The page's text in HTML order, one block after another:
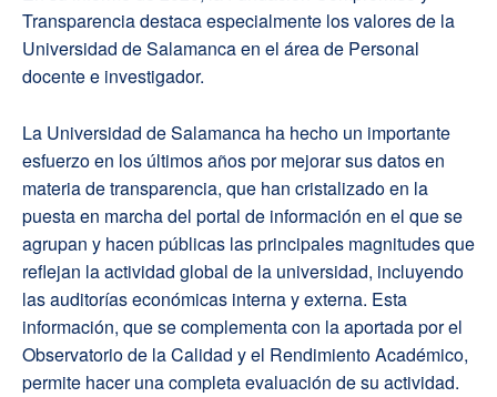
Transparencia destaca especialmente los valores de la
Universidad de Salamanca en el área de Personal
docente e investigador.
La Universidad de Salamanca ha hecho un importante
esfuerzo en los últimos años por mejorar sus datos en
materia de transparencia, que han cristalizado en la
puesta en marcha del portal de información en el que se
agrupan y hacen públicas las principales magnitudes que
reflejan la actividad global de la universidad, incluyendo
las auditorías económicas interna y externa. Esta
información, que se complementa con la aportada por el
Observatorio de la Calidad y el Rendimiento Académico,
permite hacer una completa evaluación de su actividad.